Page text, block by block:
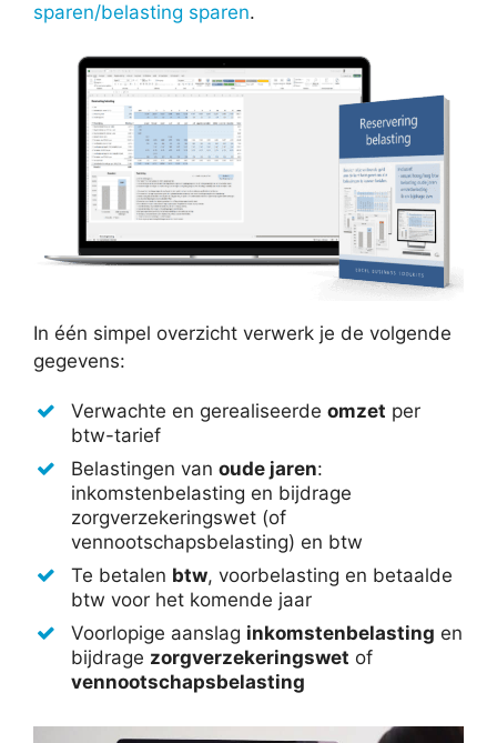
sparen/belasting sparen.
In één simpel overzicht verwerk je de volgende
gegevens:
Verwachte en gerealiseerde omzet per
btw-tarief
Belastingen van oude jaren:
inkomstenbelasting en bijdrage
zorgverzekeringswet (of
vennootschapsbelasting) en btw
Te betalen btw, voorbelasting en betaalde
btw voor het komende jaar
Voorlopige aanslag inkomstenbelasting en
bijdrage zorgverzekeringswet of
vennootschapsbelasting